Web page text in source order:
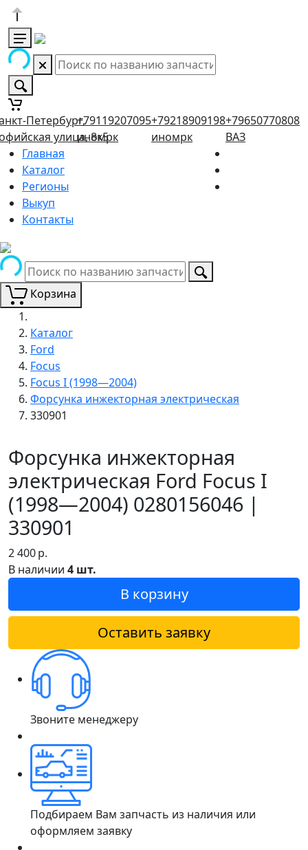
Петербург,
улица, 8к5
+79119207095
иномрк
+79218909198
иномрк
+79650770808
ВАЗ
Главная
Каталог
Регионы
Выкуп
Контакты
Корзина
Каталог
Ford
Focus
Focus I (1998—2004)
Форсунка инжекторная электрическая
330901
Форсунка инжекторная
электрическая Ford Focus I
(1998—2004) 0280156046 |
330901
2 400р.
В наличии 4 шт.
В корзину
Оставить заявку
Звоните менеджеру
Подбираем Вам запчасть из наличия или
оформляем заявку